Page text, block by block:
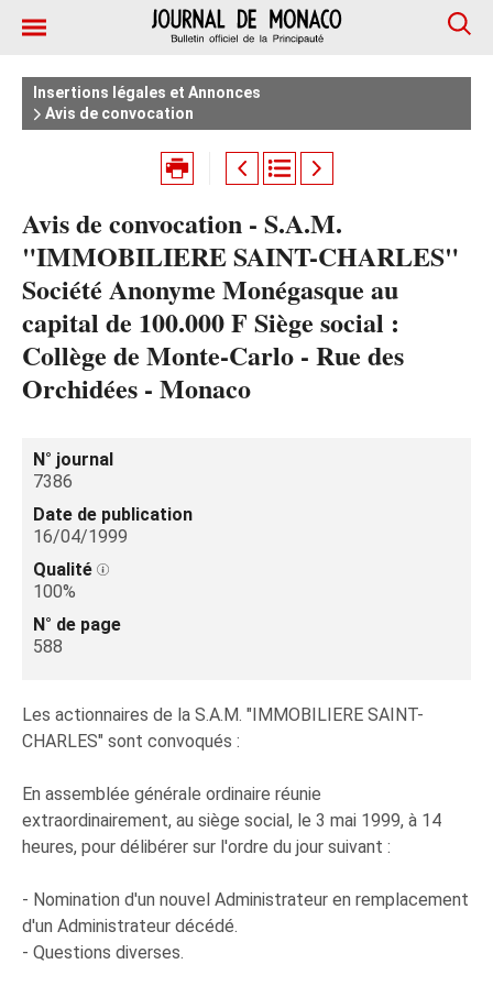
Insertions légales et Annonces
Avis de convocation
Avis de convocation - S.A.M.
"IMMOBILIERE SAINT-CHARLES"
Société Anonyme Monégasque au
capital de 100.000 F Siège social :
Collège de Monte-Carlo - Rue des
Orchidées - Monaco
N° journal
7386
Date de publication
16/04/1999
Qualité
100%
N° de page
588
Les actionnaires de la S.A.M. "IMMOBILIERE SAINT-
CHARLES" sont convoqués :
En assemblée générale ordinaire réunie
extraordinairement, au siège social, le 3 mai 1999, à 14
heures, pour délibérer sur l'ordre du jour suivant :
- Nomination d'un nouvel Administrateur en remplacement
d'un Administrateur décédé.
- Questions diverses.